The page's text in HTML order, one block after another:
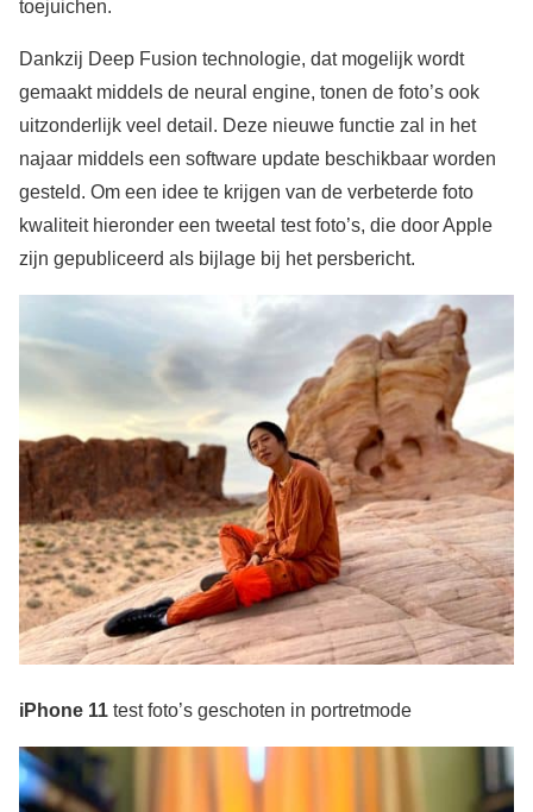
toejuichen.
Dankzij Deep Fusion technologie, dat mogelijk wordt
gemaakt middels de neural engine, tonen de foto’s ook
uitzonderlijk veel detail. Deze nieuwe functie zal in het
najaar middels een software update beschikbaar worden
gesteld. Om een idee te krijgen van de verbeterde foto
kwaliteit hieronder een tweetal test foto’s, die door Apple
zijn gepubliceerd als bijlage bij het persbericht.
iPhone 11 test foto’s geschoten in portretmode